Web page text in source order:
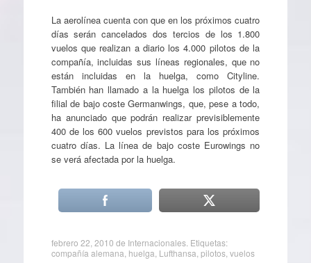
La aerolínea cuenta con que en los próximos cuatro
días serán cancelados dos tercios de los 1.800
vuelos que realizan a diario los 4.000 pilotos de la
compañía, incluidas sus líneas regionales, que no
están incluidas en la huelga, como Cityline.
También han llamado a la huelga los pilotos de la
filial de bajo coste Germanwings, que, pese a todo,
ha anunciado que podrán realizar previsiblemente
400 de los 600 vuelos previstos para los próximos
cuatro días. La línea de bajo coste Eurowings no
se verá afectada por la huelga.
febrero 22, 2010 de Internacionales. Etiquetas:
compañía alemana huelga Lufthansa pilotos, vuelos